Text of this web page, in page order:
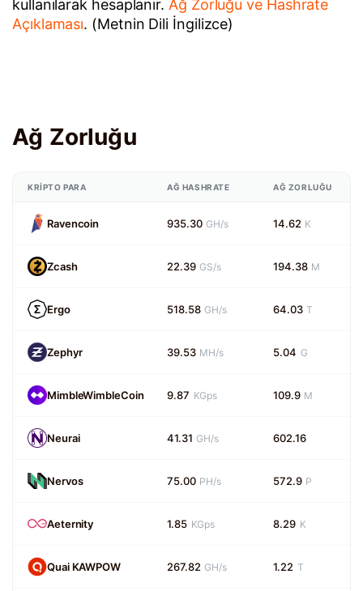
kullanılarak hesaplanır. Ağ Zorluğu ve Hashrate
Açıklaması. (Metnin Dili İngilizce)
Ağ Zorluğu
KRIPTO PARA AĞ HASHRATE AĞ ZORLUĞU
Ravencoin 935.30 GH/s 14.62 K
Zcash 22.39 GS/s 194.38 M
Ergo 518.58 GH/s 64.03 T
Zephyr 39.53 MH/s 5.04 G
MimbleWimbleCoin 9.87 KGps 109.9 M
Neurai 41.31 GH/s 602.16
Nervos 75.00 PH/s 572.9 P
Aeternity 1.85 KGps 8.29 K
Quai KAWPOW 267.82 GH/s 1.22 T